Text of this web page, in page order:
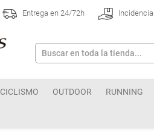
Entrega en 24/72h
CICLISMO OUTDOOR RUNNING